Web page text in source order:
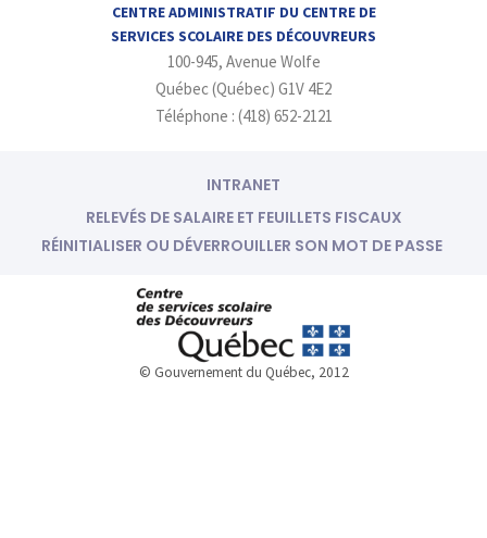
g
r
a
m
d
i
n
-
i
n
b
e
CENTRE ADMINISTRATIF DU CENTRE DE
SERVICES SCOLAIRE DES DÉCOUVREURS
100-945, Avenue Wolfe
Québec (Québec) G1V 4E2
Téléphone : (418) 652-2121
INTRANET
RELEVÉS DE SALAIRE ET FEUILLETS FISCAUX
RÉINITIALISER OU DÉVERROUILLER SON MOT DE PASSE
© Gouvernement du Québec, 2012